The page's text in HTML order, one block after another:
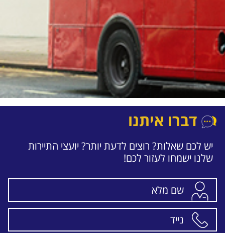
דברו איתנו
יש לכם שאלות? רוצים לדעת יותר? יועצי התיירות
שלנו ישמחו לעזור לכם!